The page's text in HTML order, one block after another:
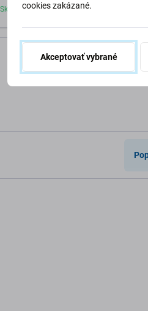
Pridať do košíka
Skladomcookies zakázané.
Akceptovať vybrané